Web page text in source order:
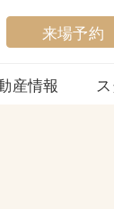
来場予約
産情報